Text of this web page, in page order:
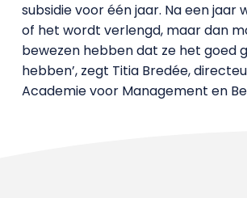
subsidie voor één jaar. Na een jaar
of het wordt verlengd, maar dan
bewezen hebben dat ze het goed
hebben’, zegt Titia Bredée,
Academie voor Management en